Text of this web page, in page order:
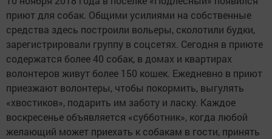
приют для собак. Общими усилиями на собственные
средства здесь построили вольеры, сколотили будки,
зарегистрировали группу в соцсетях. Сегодня в приюте
содержатся более 40 собак, в домах и квартирах
волонтеров живут более 150 кошек. Ежедневно в приют
приезжают волонтеры, чтобы покормить, выгулять
«хвостиков», подарить им заботу и ласку. Каждое
воскресенье объявляется «субботник», когда любой
желающий может приехать к собакам в гости, принять